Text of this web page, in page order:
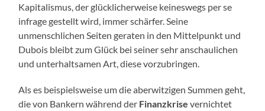
Kapitalismus, der glücklicherweise keineswegs per se
infrage gestellt wird, immer schärfer. Seine
unmenschlichen Seiten geraten in den Mittelpunkt und
Dubois bleibt zum Glück bei seiner sehr anschaulichen
und unterhaltsamen Art, diese vorzubringen.
Als es beispielsweise um die aberwitzigen Summen geht,
die von Bankern während der Finanzkrisevernichtet